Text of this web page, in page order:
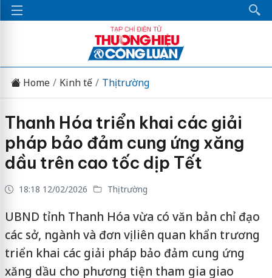
Home Kinh tế Thị trường
Thanh Hóa triển khai các giải
pháp bảo đảm cung ứng xăng
dầu trên cao tốc dịp Tết
18:18 12/02/2026 Thị trường
UBND tỉnh Thanh Hóa vừa có văn bản chỉ đạo
các sở, ngành và đơn vị liên quan khẩn trương
triển khai các giải pháp bảo đảm cung ứng
xăng dầu cho phương tiện tham gia giao